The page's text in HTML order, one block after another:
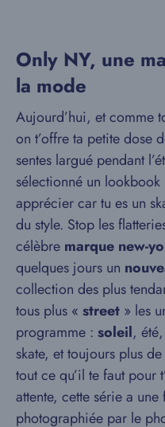
Only NY, une
la mode
Aujourd’hui, et comme
on t’offre ta petite dose
sentes largué pendant
sélectionné un
apprécier car tu es un
du style. Stop les
célèbre marque new-
quelques jours un
collection des plus
tous plus « street » les
programme : soleil,
skate, et toujours plus
tout ce qu’il te faut pour
attente, cette série a
photographiée par le